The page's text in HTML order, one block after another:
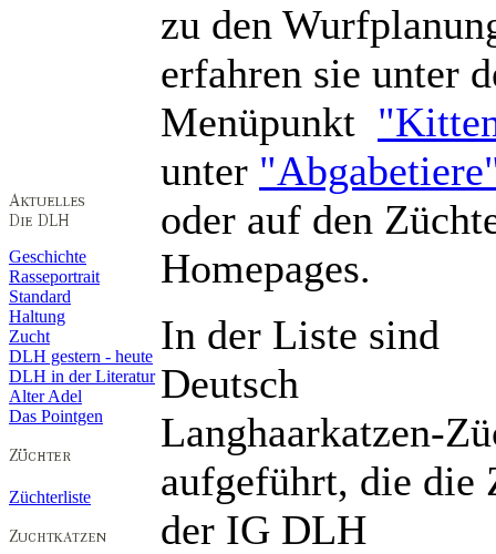
Geschichte
Rasseportrait
Standard
Haltung
Zucht
DLH gestern - heute
DLH in der Literatur
Alter Adel
Das Pointgen
Züchterliste
zu den
erfahren sie unter
Menüpunkt
unter
oder auf den
Homepages.
In der Liste sind
Deutsch
Langhaarkatzen-
aufgeführt, die die
der IG DLH